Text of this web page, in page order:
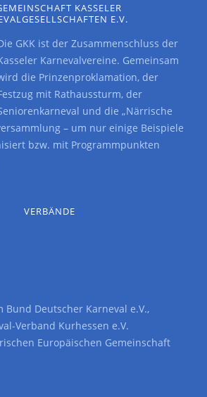
KASSELER
E.V.
GKK ist der Zusammenschluss der
Karnevalvereine. Gemeinsam
die Prinzenproklamation, der
mit Rathaussturm, der
und die „Närrische
– um nur einige Beispiele
bzw. mit Programmpunkten
VERBÄNDE
Bund Deutscher Karneval e.V.,
Verband Kurhessen e.V.
Europäischen Gemeinschaft